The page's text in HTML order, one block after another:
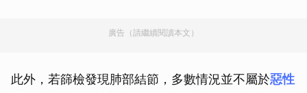
廣告（請繼續閱讀本文）
此外，若篩檢發現肺部結節，多數情況並不屬於惡性